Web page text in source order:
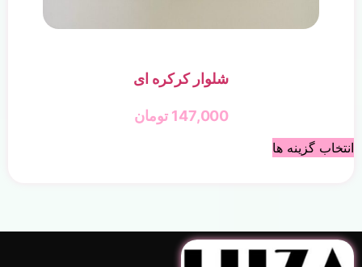
شلوار کرکره ای
147,000 تومان
انتخاب گزینه ها